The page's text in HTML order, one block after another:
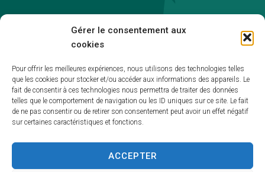
Gérer le consentement aux
cookies
Pour offrir les meilleures expériences, nous utilisons des technologies telles
que les cookies pour stocker et/ou accéder aux informations des appareils. Le
fait de consentir à ces technologies nous permettra de traiter des données
telles que le comportement de navigation ou les ID uniques sur ce site. Le fait
de ne pas consentir ou de retirer son consentement peut avoir un effet négatif
sur certaines caractéristiques et fonctions.
ACCEPTER
Accessibilité